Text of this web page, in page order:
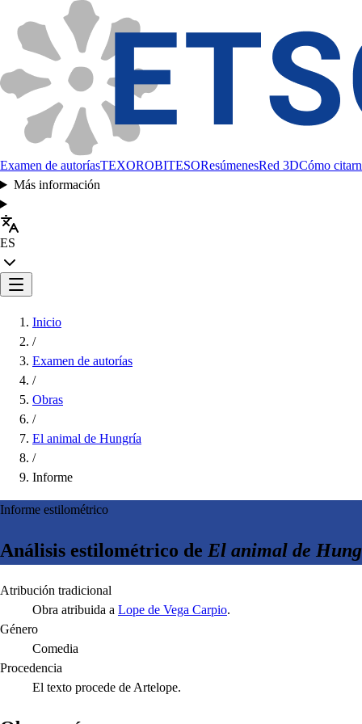
Examen de autoríasTEXOROBITESOResúmenesRed 3DCómo
Más información
ES
Inicio
/
Examen de autorías
/
Obras
/
El animal de Hungría
/
Informe
Informe estilométrico
Análisis estilométrico de El animal de
Atribución tradicional
Obra atribuida a Lope de Vega Carpio.
Género
Comedia
Procedencia
El texto procede de Artelope.